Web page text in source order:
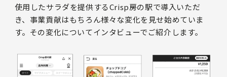
使用したサラダを提供するCrisp房の駅で導入いただ
き、事業貢献はもちろん様々な変化を見せ始めていま
す。その変化についてインタビューでご紹介します。